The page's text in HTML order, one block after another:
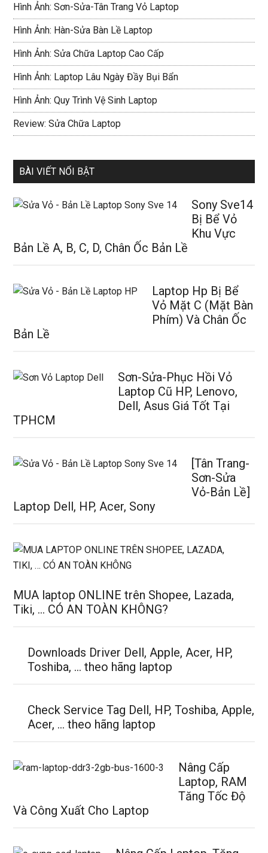
Hình Ảnh: Sơn-Sửa-Tân Trang Vỏ Laptop
Hình Ảnh: Hàn-Sửa Bàn Lề Laptop
Hình Ảnh: Sửa Chữa Laptop Cao Cấp
Hình Ảnh: Laptop Lâu Ngày Đầy Bụi Bẩn
Hình Ảnh: Quy Trình Vệ Sinh Laptop
Review: Sửa Chữa Laptop
BÀI VIẾT NỔI BẬT
Sony Sve14
Bị Bể Vỏ
Khu Vực
Bản Lề A, B, C, D, Chân Ốc Bản Lề
Laptop Hp Bị Bể
Vỏ Mặt C (Mặt Bàn
Phím) Và Chân Ốc
Bản Lề
Sơn-Sửa-Phục Hồi Vỏ
Laptop Cũ HP, Lenovo,
Dell, Asus Giá Tốt Tại
TPHCM
[Tân Trang-
Sơn-Sửa
Vỏ-Bản Lề]
Laptop Dell, HP, Acer, Sony
MUA laptop ONLINE trên Shopee, Lazada,
Tiki, … CÓ AN TOÀN KHÔNG?
Downloads Driver Dell, Apple, Acer, HP,
Toshiba, … theo hãng laptop
Check Service Tag Dell, HP, Toshiba, Apple,
Acer, … theo hãng laptop
Nâng Cấp
Laptop, RAM
Tăng Tốc Độ
Và Công Xuất Cho Laptop